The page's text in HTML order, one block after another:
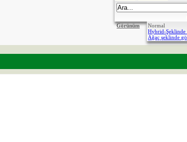
Görünüm
Normal
Hybrid-Şeklinde
Ağaç şeklinde